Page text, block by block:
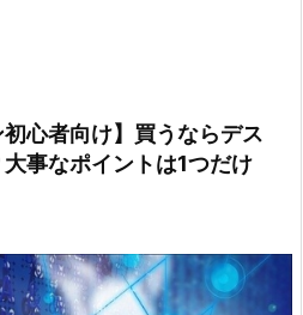
心者向け】買うならデス
事なポイントは1つだけ